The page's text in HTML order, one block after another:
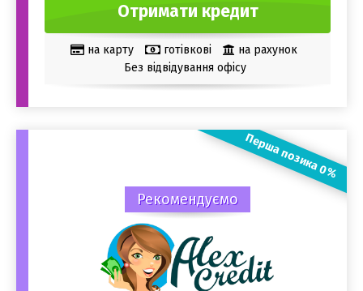
Отримати кредит
на карту готівкові
на рахунок
Без відвідування офісу
Рекомендуємо
Перша позика 0%